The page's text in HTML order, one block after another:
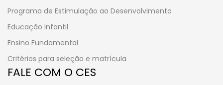
Programa de Estimulação ao Desenvolvimento
Educação Infantil
Ensino Fundamental
Critérios para seleção e matrícula
FALE COM O CES